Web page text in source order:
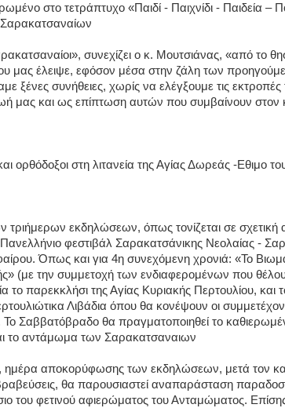
στο τετράπτυχο «Παιδί - Παιχνίδι - Παιδεία –
συνεχίζει ο κ. Μουτσιάνας, «από το
μας έλειψε, εφόσον μέσα στην ζάλη των
ξένες συνήθειες, χωρίς να ελέγξουμε τις
μας και ως επίπτωση αυτών που συμβαίνουν
ορθόδοξοι στη λιτανεία της Αγίας Δωρεάς -Εθιμο
τριήμερων εκδηλώσεων, όπως τονίζεται σε
φεστιβάλ Σαρακατσάνικης Νεολαίας -
Όπως και για 4η συνεχόμενη χρονιά: «Το
(με την συμμετοχή των ενδιαφερομένων που
το παρεκκλήσι της Αγίας Κυριακής Περτουλίου,
Λιβάδια όπου θα κονέψουν οι
Το Σαββατόβραδο θα πραγματοποιηθεί το
το αντάμωμα των Σαρακατσαναιων
ημέρα αποκορύφωσης των εκδηλώσεων, μετά τον
βραβεύσεις, θα παρουσιαστεί αναπαράσταση
του φετινού αφιερώματος του Ανταμώματος.